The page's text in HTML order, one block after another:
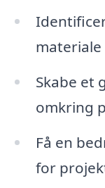
Skabe et
omkring
Få en
for